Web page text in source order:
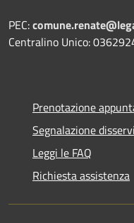
PEC:
Centralino Unico:
Prenotazione
Segnalazione
Leggi le FAQ
Richiesta assistenza